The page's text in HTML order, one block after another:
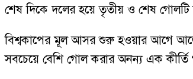
শেষ দিকে দলের হয়ে তৃতীয় ও শেষ গোলটি
বিশ্বকাপের মূল আসর শুরু হওয়ার আগে
সবচেয়ে বেশি গোল করার অনন্য এক